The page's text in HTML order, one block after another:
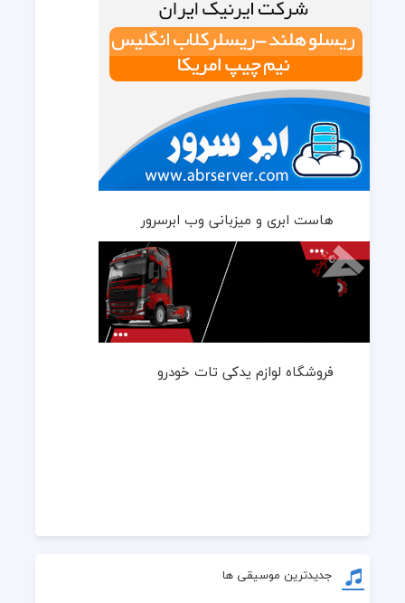
هاست ابری و میزبانی وب ابرسرور
فروشگاه لوازم یدکی تات خودرو
جدیدترین موسیقی ها